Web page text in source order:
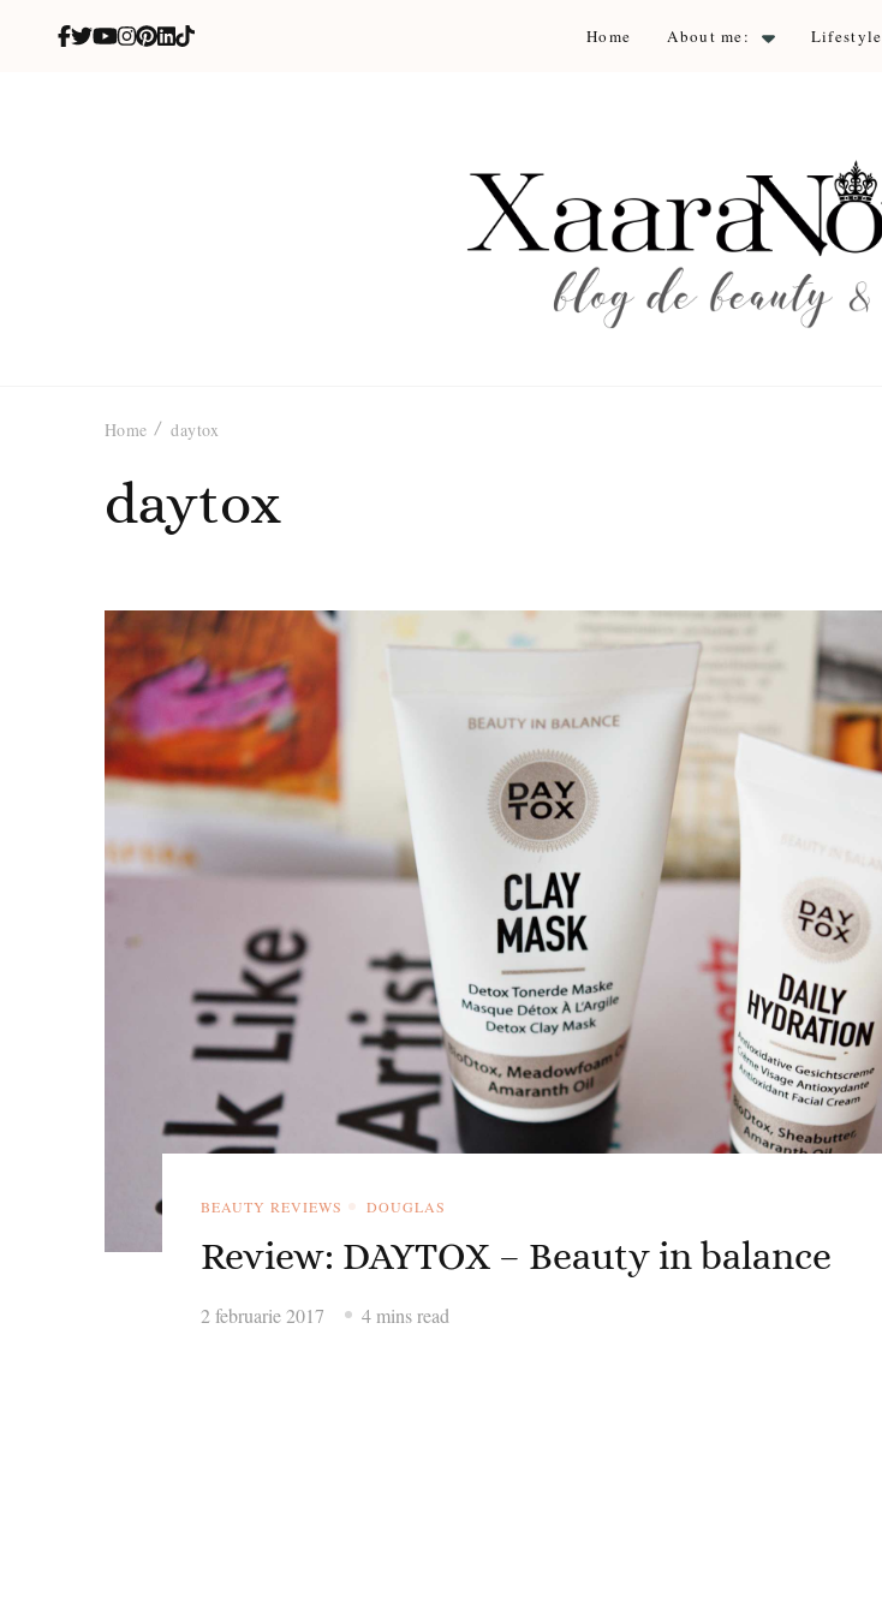
Home About me: Lifestyle
Home daytox
daytox
BEAUTY REVIEWS DOUGLAS
Review: DAYTOX – Beauty in balance
2 februarie 2017 4 mins read